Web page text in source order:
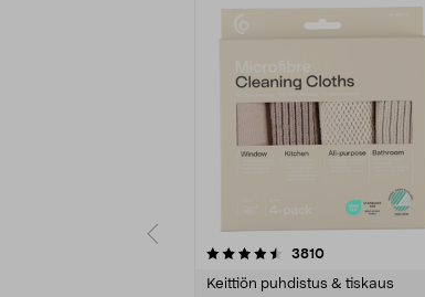
3810arvostelut
Keittiön puhdistus & tiskaus
4.5viidestä